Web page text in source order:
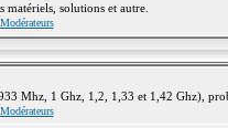
matériels, solutions et autre.
Mhz, 1 Ghz, 1,2, 1,33 et 1,42 Ghz),